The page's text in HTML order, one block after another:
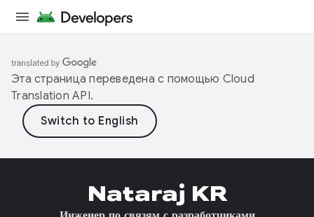
Эта страница переведена с помощью Cloud
Translation API.
Nataraj KR